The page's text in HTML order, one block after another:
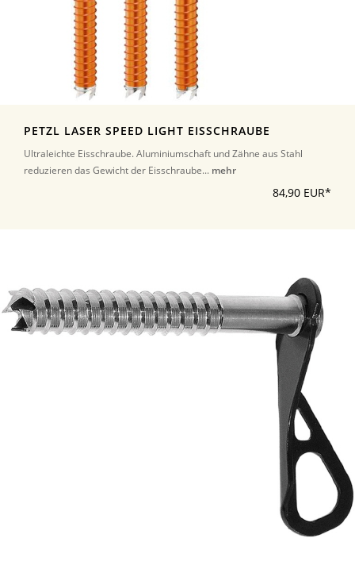
PETZL LASER SPEED LIGHT EISSCHRAUBE
Ultraleichte Eisschraube. Aluminiumschaft und Zähne aus Stahl
reduzieren das Gewicht der Eisschraube... mehr
84,90 EUR*